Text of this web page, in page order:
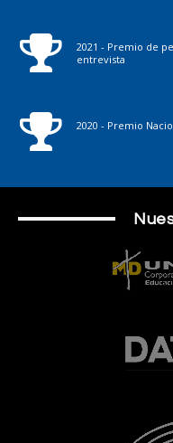
2021 - Premio de
entrevista
2020 - Premio